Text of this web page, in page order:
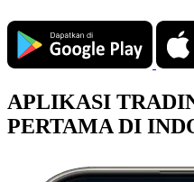
APLIKASI
PERTAMA DI